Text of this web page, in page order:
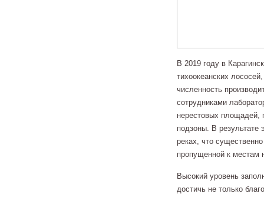
В 2019 году в
тихоокеанских
численность
сотрудниками
нерестовых площадей,
подзоны. В результате
реках, что
пропущенной к местам
Высокий уровень
достичь не только